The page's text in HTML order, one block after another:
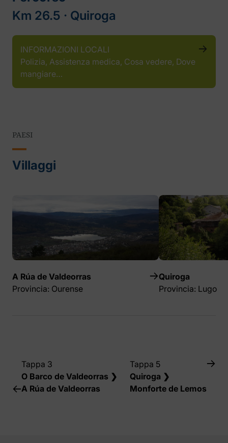
Km 26.5 ‧ Quiroga
INFORMAZIONI LOCALI
Polizia, Assistenza medica, Cosa vedere, Dove
mangiare…
PAESI
Villaggi
A Rúa de Valdeorras
Provincia: Ourense
Quiroga
Provincia: Lugo
Tappa 3
O Barco de Valdeorras ❯
A Rúa de Valdeorras
Tappa 5
Quiroga ❯
Monforte de Lemos